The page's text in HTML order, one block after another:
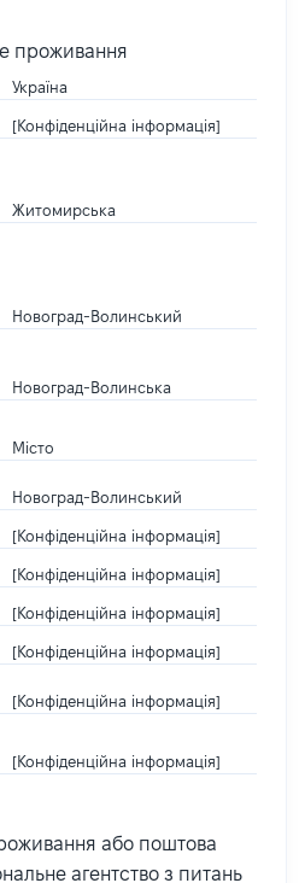
проживання
Україна
[Конфіденційна інформація]
Житомирська
Новоград-Волинський
Новоград-Волинська
Місто
Новоград-Волинський
[Конфіденційна інформація]
[Конфіденційна інформація]
[Конфіденційна інформація]
[Конфіденційна інформація]
[Конфіденційна інформація]
[Конфіденційна інформація]
або поштова
агентство з питань